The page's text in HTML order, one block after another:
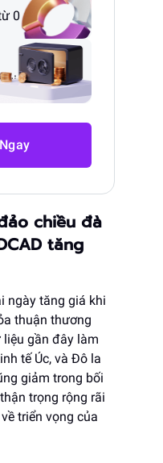
0 pip
giải
chiều đà
tăng
ngày tăng giá khi
thuận thương
liệu gần đây làm
tế Úc, và Đô la
giảm trong bối
trọng rộng rãi
triển vọng của